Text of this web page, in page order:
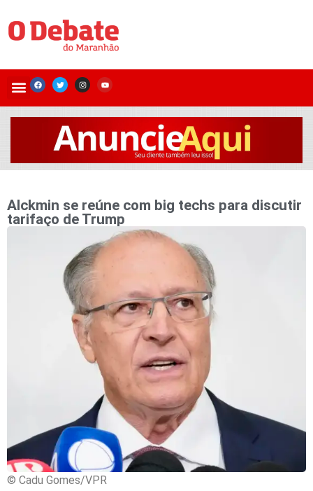
Alckmin se reúne com big techs para discutir
tarifaço de Trump
© Cadu Gomes/VPR